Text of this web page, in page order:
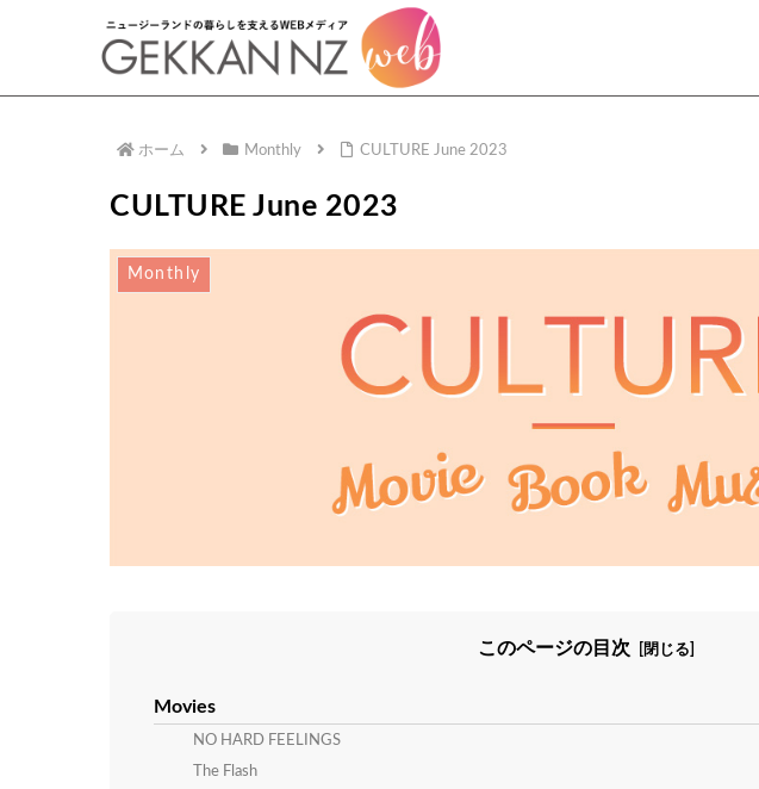
ホーム Monthly CULTURE June 2023
CULTURE June 2023
Monthly
このページの目次
Movies
NO HARD FEELINGS
The Flash